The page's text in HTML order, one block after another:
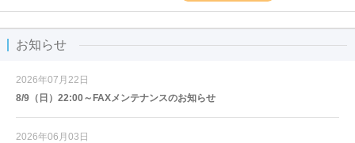
お知らせ
2026年07月22日
8/9（日）22:00～FAXメンテナンスのお知らせ
2026年06月03日